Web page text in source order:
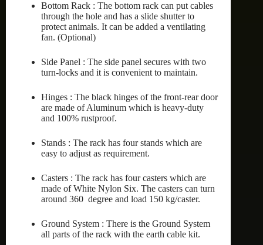
Bottom Rack : The bottom rack can put cables
through the hole and has a slide shutter to
protect animals. It can be added a ventilating
fan. (Optional)
Side Panel : The side panel secures with two
turn-locks and it is convenient to maintain.
Hinges : The black hinges of the front-rear door
are made of Aluminum which is heavy-duty
and 100% rustproof.
Stands : The rack has four stands which are
easy to adjust as requirement.
Casters : The rack has four casters which are
made of White Nylon Six. The casters can turn
around 360 degree and load 150 kg/caster.
Ground System : There is the Ground System
all parts of the rack with the earth cable kit.